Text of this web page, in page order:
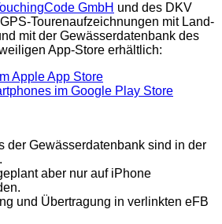
GmbH und des DKV
Tourenaufzeichnungen mit Land-
mit der Gewässerdatenbank des
App-Store erhältlich:
Apple App Store
im Google Play Store
der Gewässerdatenbank sind in der
aber nur auf iPhone
und Übertragung in verlinkten eFB